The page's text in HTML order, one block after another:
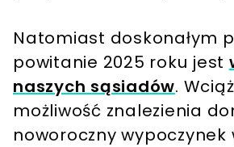
Natomiast doskonałym
powitanie 2025 roku jest
naszych sąsiadów.
możliwość znalezienia
noworoczny wypoczynek